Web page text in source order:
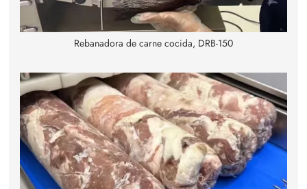
Rebanadora de carne cocida, DRB-150